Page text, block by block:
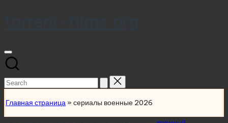
Search
for:
Главная страница » сериалы военные 2026